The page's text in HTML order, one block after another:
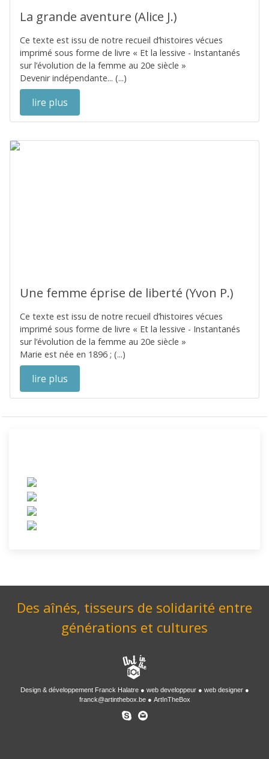
La grande aventure (Alice J.)
Ce texte est issu de notre recueil d’histoires vécues
imprimé sous forme de livre « Et la lessive - Instantanés
sur l’évolution de la femme au 20e siècle »
Devenir indépendante... (...)
lire plus
Une femme éprise de liberté (Yvon P.)
Ce texte est issu de notre recueil d’histoires vécues
imprimé sous forme de livre « Et la lessive - Instantanés
sur l’évolution de la femme au 20e siècle »
Marie est née en 1896 ; (...)
lire plus
Des aînés, tisseurs de solidarité entre
générations et cultures
Design & développement Franck Halatre web developpeur
web designer
franck@artinthebox.be
ArtInTheBox